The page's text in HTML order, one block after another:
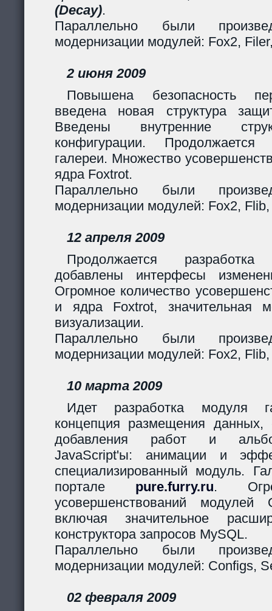
(Decay).
Параллельно были
модернизации модулей: Fox2,
2 июня 2009
Повышена безопасность
введена новая структура
Введены внутренние
конфигурации. Продолжается
галереи. Множество
ядра Foxtrot.
Параллельно были
модернизации модулей: Fox2,
12 апреля 2009
Продолжается
добавлены интерфесы
Огромное количество
и ядра Foxtrot, значительная
визуализации.
Параллельно были
модернизации модулей: Fox2,
10 марта 2009
Идет разработка модуля
концепция размещения данных,
добавления работ и
JavaScript'ы: анимации и
специализированный модуль.
портале pure.furry.ru.
усовершенствований
включая значительное
конструктора запросов MySQL.
Параллельно были
модернизации модулей: Configs,
02 февраля 2009